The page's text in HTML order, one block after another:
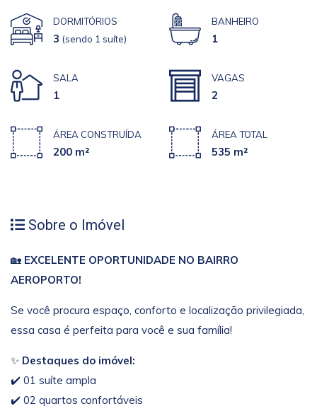
DORMITÓRIOS
3 (sendo 1 suíte)
BANHEIRO
1
SALA
1
VAGAS
2
ÁREA CONSTRUÍDA
200 m²
ÁREA TOTAL
535 m²
Sobre o Imóvel
🏡 EXCELENTE OPORTUNIDADE NO BAIRRO
AEROPORTO!
Se você procura espaço, conforto e localização privilegiada,
essa casa é perfeita para você e sua família!
✨ Destaques do imóvel:
✔️ 01 suíte ampla
✔️ 02 quartos confortáveis